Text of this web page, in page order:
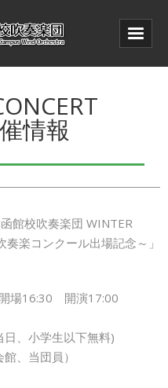
情報
館校吹奏楽団 WINTER
楽コンクール出場記念～」
場16:30 開演17:00
、小学生以下無料)
、当団員）